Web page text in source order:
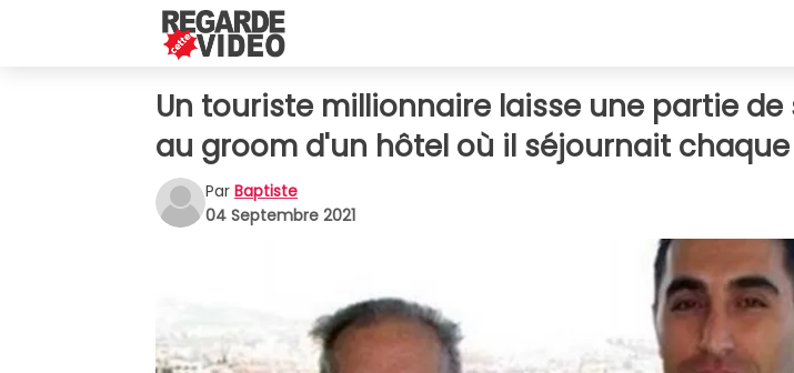
Un touriste millionnaire laisse une partie
au groom d'un hôtel où il séjournait
Par Baptiste
04 Septembre 2021